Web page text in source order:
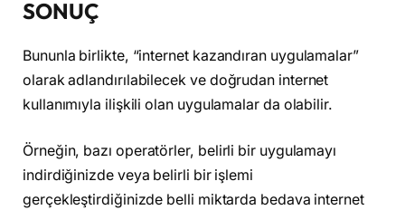
SONUÇ
Bununla birlikte, “internet kazandıran uygulamalar”
olarak adlandırılabilecek ve doğrudan internet
kullanımıyla ilişkili olan uygulamalar da olabilir.
Örneğin, bazı operatörler, belirli bir uygulamayı
indirdiğinizde veya belirli bir işlemi
gerçekleştirdiğinizde belli miktarda bedava internet